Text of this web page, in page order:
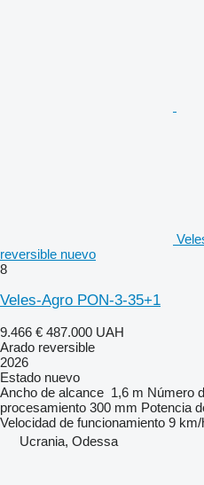
reversible nuevo
8
Veles-Agro PON-3-35+1
9.466 € 487.000 UAH
Arado reversible
2026
Estado nuevo
Ancho de alcance 1,6 m Número
procesamiento 300 mm Potencia
Velocidad de funcionamiento 9 km/
Ucrania, Odessa